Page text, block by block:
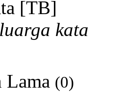
[TB]
kata
Lama (0)